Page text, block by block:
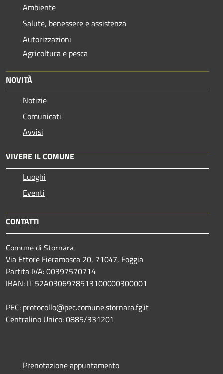
Ambiente
Salute, benessere e assistenza
Autorizzazioni
Agricoltura e pesca
NOVITÀ
Notizie
Comunicati
Avvisi
VIVERE IL COMUNE
Luoghi
Eventi
CONTATTI
Comune di Stornara
Via Ettore Fieramosca 20, 71047, Foggia
Partita IVA: 00397570714
IBAN: IT 52A0306978513100000300001
PEC: protocollo@pec.comune.stornara.fg.it
Centralino Unico: 0885/331201
Prenotazione appuntamento